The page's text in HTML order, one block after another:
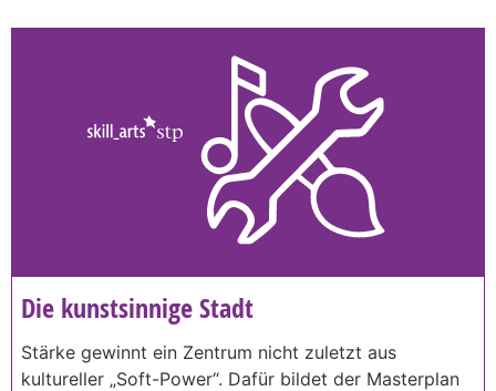
Die kunstsinnige Stadt
Stärke gewinnt ein Zentrum nicht zuletzt aus
kultureller „Soft-Power“. Dafür bildet der Masterplan